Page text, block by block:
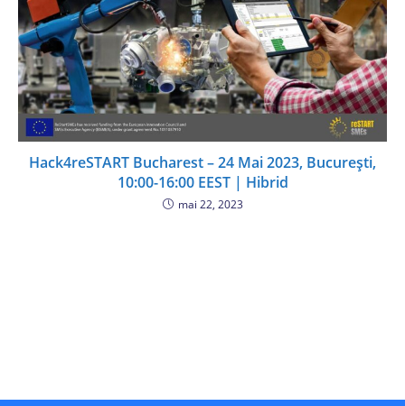
Hack4reSTART Bucharest – 24 Mai 2023, București,
10:00-16:00 EEST | Hibrid
mai 22, 2023